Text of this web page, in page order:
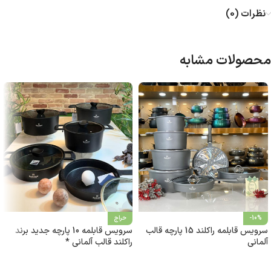
نظرات (0)
محصولات مشابه
-10%
سرویس قابلمه راکلند 15 پارچه قالب
آلمانی
حراج
سرویس قابلمه 10 پارچه جدید برند
راکلند قالب آلمانی *